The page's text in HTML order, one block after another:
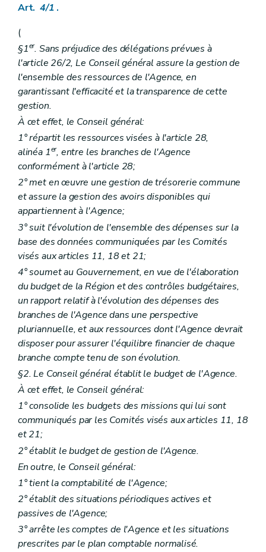
Art. 155/6
Titre VII Contrôle
Art. 156
Titre VIII
Dispositions transitoires
Art. 157
Art. 157/2
Aide aux familles
Titre I er
Services Espaces-Rencontres
Chapitre Ier
Définitions et missions
Section 1re
Définitions
Section 2 Missions
Art. 167
Chapitre II Agrément
Section 1
Conditions d'agrément
Art. 168
Art. 169
Art. 170
Section 2
Procédure d'octroi
Art. 171
Art. 172
Chapitre III Fonctionnement
Art. 173
Art. 174
Art. 175
Art. 176
Chapitre IV Subventionnement
Art. 177
Art. 178
Chapitre V Contrôle et sanctions
Section (...)
Art. 179
Section 2 Sanctions
Art. 180
Art. 181
Sous-section 2
Art. 182
Titre II
Centres et fédérations de centres de planning et de consultation familiale et conjugale
Chapitre Ier
Principes généraux
Art. 183
Art. 184
Art. 185
Chapitre II Centres de planning familial
Art. 4/1 .
(
§1er. Sans préjudice des délégations prévues à
l'article 26/2, Le Conseil général assure la gestion de
l'ensemble des ressources de l'Agence, en
garantissant l'efficacité et la transparence de cette
gestion.
À cet effet, le Conseil général:
1° répartit les ressources visées à l'article 28,
alinéa 1er, entre les branches de l'Agence
conformément à l'article 28;
2° met en œuvre une gestion de trésorerie commune
et assure la gestion des avoirs disponibles qui
appartiennent à l'Agence;
3° suit l'évolution de l'ensemble des dépenses sur la
base des données communiquées par les Comités
visés aux articles 11, 18 et 21;
4° soumet au Gouvernement, en vue de l'élaboration
du budget de la Région et des contrôles budgétaires,
un rapport relatif à l'évolution des dépenses des
branches de l'Agence dans une perspective
pluriannuelle, et aux ressources dont l'Agence devrait
disposer pour assurer l'équilibre financier de chaque
branche compte tenu de son évolution.
§2. Le Conseil général établit le budget de l'Agence.
À cet effet, le Conseil général:
1° consolide les budgets des missions qui lui sont
communiqués par les Comités visés aux articles 11, 18
et 21;
2° établit le budget de gestion de l'Agence.
En outre, le Conseil général:
1° tient la comptabilité de l'Agence;
2° établit des situations périodiques actives et
passives de l'Agence;
3° arrête les comptes de l'Agence et les situations
prescrites par le plan comptable normalisé.